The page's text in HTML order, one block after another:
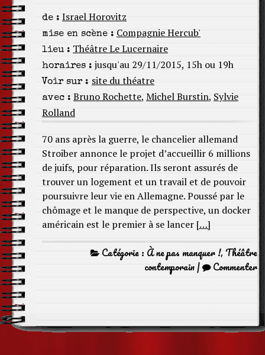
de : Israel Horovitz
mise en scène : Compagnie Hercub'
lieu : Théâtre Le Lucernaire
horaires : jusqu'au 29/11/2015, 15h ou 19h
Voir sur : site du théatre
avec : Bruno Rochette, Michel Burstin, Sylvie
Rolland
70 ans après la guerre, le chancelier allemand
Stroiber annonce le projet d’accueillir 6 millions
de juifs, pour réparation. Ils seront assurés de
trouver un logement et un travail et de pouvoir
poursuivre leur vie en Allemagne. Poussé par le
chômage et le manque de perspective, un docker
américain est le premier à se lancer […]
Catégorie : À ne pas manquer !, Théâtre
contemporain| Commenter